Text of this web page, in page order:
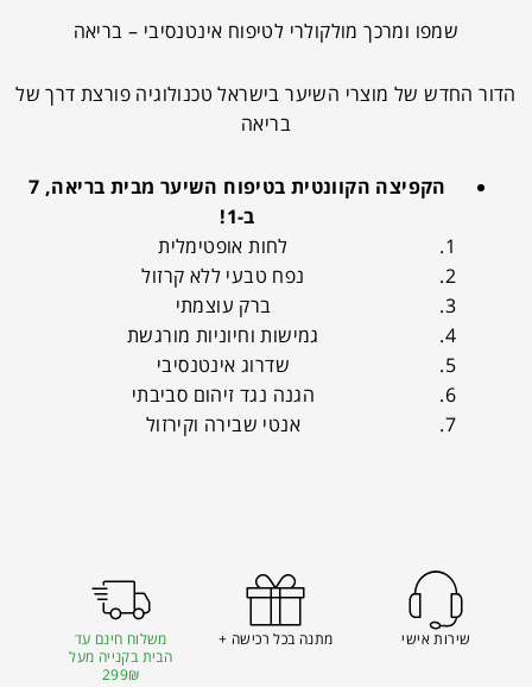
שמפו ומרכך מולקולרי לטיפוח אינטנסיבי – בריאה
הדור החדש של מוצרי השיער בישראל טכנולוגיה פורצת דרך של
בריאה
הקפיצה הקוונטית בטיפוח השיער מבית בריאה, 7
ב-1!
לחות אופטימלית
נפח טבעי ללא קרזול
ברק עוצמתי
גמישות וחיוניות מורגשת
שדרוג אינטנסיבי
הגנה נגד זיהום סביבתי
אנטי שבירה וקירזול
שירות אישי מתנה בכל רכישה +
משלוח חינם עד
הבית בקנייה מעל
299₪